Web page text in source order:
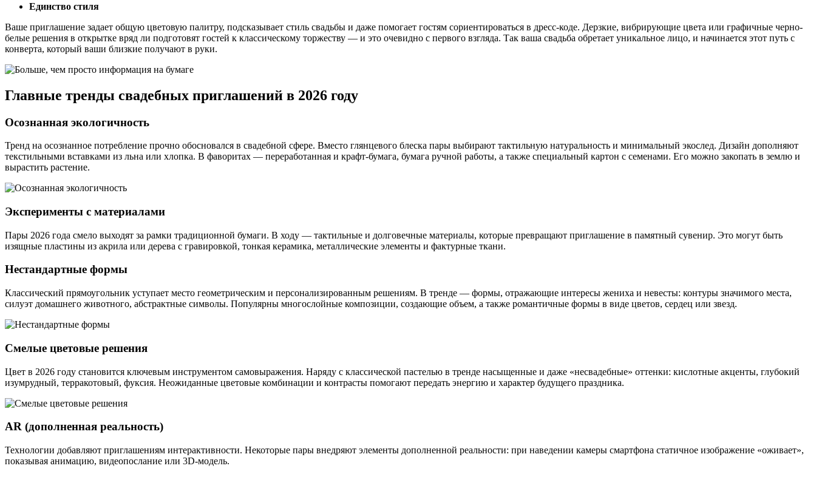
Единство стиля
Ваше приглашение задает общую цветовую палитру, подсказывает стиль свадьбы и даже помогает гостям сориентироваться в дресс-коде. Дерзкие, вибрирующие цвета или графичные черно-
белые решения в открытке вряд ли подготовят гостей к классическому торжеству — и это очевидно с первого взгляда. Так ваша свадьба обретает уникальное лицо, и начинается этот путь с
конверта, который ваши близкие получают в руки.
Главные тренды свадебных приглашений в 2026 году
Осознанная экологичность
Тренд на осознанное потребление прочно обосновался в свадебной сфере. Вместо глянцевого блеска пары выбирают тактильную натуральность и минимальный экослед. Дизайн дополняют
текстильными вставками из льна или хлопка. В фаворитах — переработанная и крафт-бумага, бумага ручной работы, а также специальный картон с семенами. Его можно закопать в землю и
вырастить растение.
Эксперименты с материалами
Пары 2026 года смело выходят за рамки традиционной бумаги. В ходу — тактильные и долговечные материалы, которые превращают приглашение в памятный сувенир. Это могут быть
изящные пластины из акрила или дерева с гравировкой, тонкая керамика, металлические элементы и фактурные ткани.
Нестандартные формы
Классический прямоугольник уступает место геометрическим и персонализированным решениям. В тренде — формы, отражающие интересы жениха и невесты: контуры значимого места,
силуэт домашнего животного, абстрактные символы. Популярны многослойные композиции, создающие объем, а также романтичные формы в виде цветов, сердец или звезд.
Смелые цветовые решения
Цвет в 2026 году становится ключевым инструментом самовыражения. Наряду с классической пастелью в тренде насыщенные и даже «несвадебные» оттенки: кислотные акценты, глубокий
изумрудный, терракотовый, фуксия. Неожиданные цветовые комбинации и контрасты помогают передать энергию и характер будущего праздника.
AR (дополненная реальность)
Технологии добавляют приглашениям интерактивности. Некоторые пары внедряют элементы дополненной реальности: при наведении камеры смартфона статичное изображение «оживает»,
показывая анимацию, видеопослание или 3D-модель.